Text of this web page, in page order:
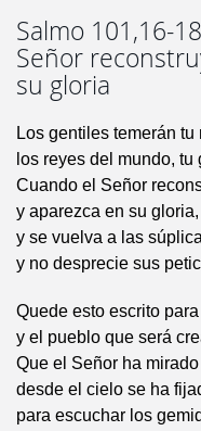
Salmo 101,16-
Señor
su gloria
Los gentiles temerán tu
los reyes del mundo, tu
Cuando el Señor
y aparezca en su gloria,
y se vuelva a las
y no desprecie sus
Quede esto escrito
y el pueblo que será
Que el Señor ha
desde el cielo se ha
para escuchar los